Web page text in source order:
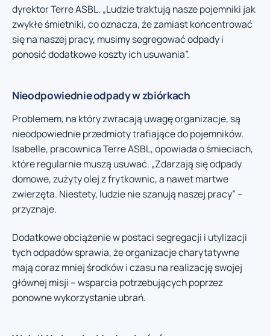
dyrektor Terre ASBL. „Ludzie traktują nasze pojemniki jak
zwykłe śmietniki, co oznacza, że zamiast koncentrować
się na naszej pracy, musimy segregować odpady i
ponosić dodatkowe koszty ich usuwania”.
Nieodpowiednie odpady w zbiórkach
Problemem, na który zwracają uwagę organizacje, są
nieodpowiednie przedmioty trafiające do pojemników.
Isabelle, pracownica Terre ASBL, opowiada o śmieciach,
które regularnie muszą usuwać. „Zdarzają się odpady
domowe, zużyty olej z frytkownic, a nawet martwe
zwierzęta. Niestety, ludzie nie szanują naszej pracy” –
przyznaje.
Dodatkowe obciążenie w postaci segregacji i utylizacji
tych odpadów sprawia, że organizacje charytatywne
mają coraz mniej środków i czasu na realizację swojej
głównej misji – wsparcia potrzebujących poprzez
ponowne wykorzystanie ubrań.